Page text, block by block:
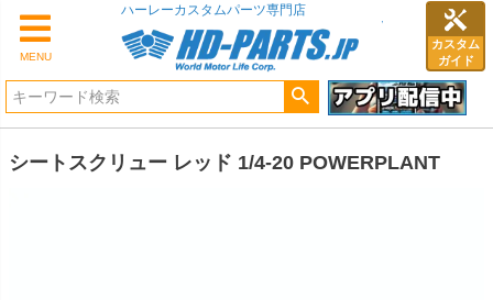
MENU
カスタム
ガイド
ハーレーカスタムパーツ専門店
シートスクリュー レッド 1/4-20 POWERPLANT